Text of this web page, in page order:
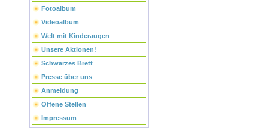
Fotoalbum
Videoalbum
Welt mit Kinderaugen
Unsere Aktionen!
Schwarzes Brett
Presse über uns
Anmeldung
Offene Stellen
Impressum